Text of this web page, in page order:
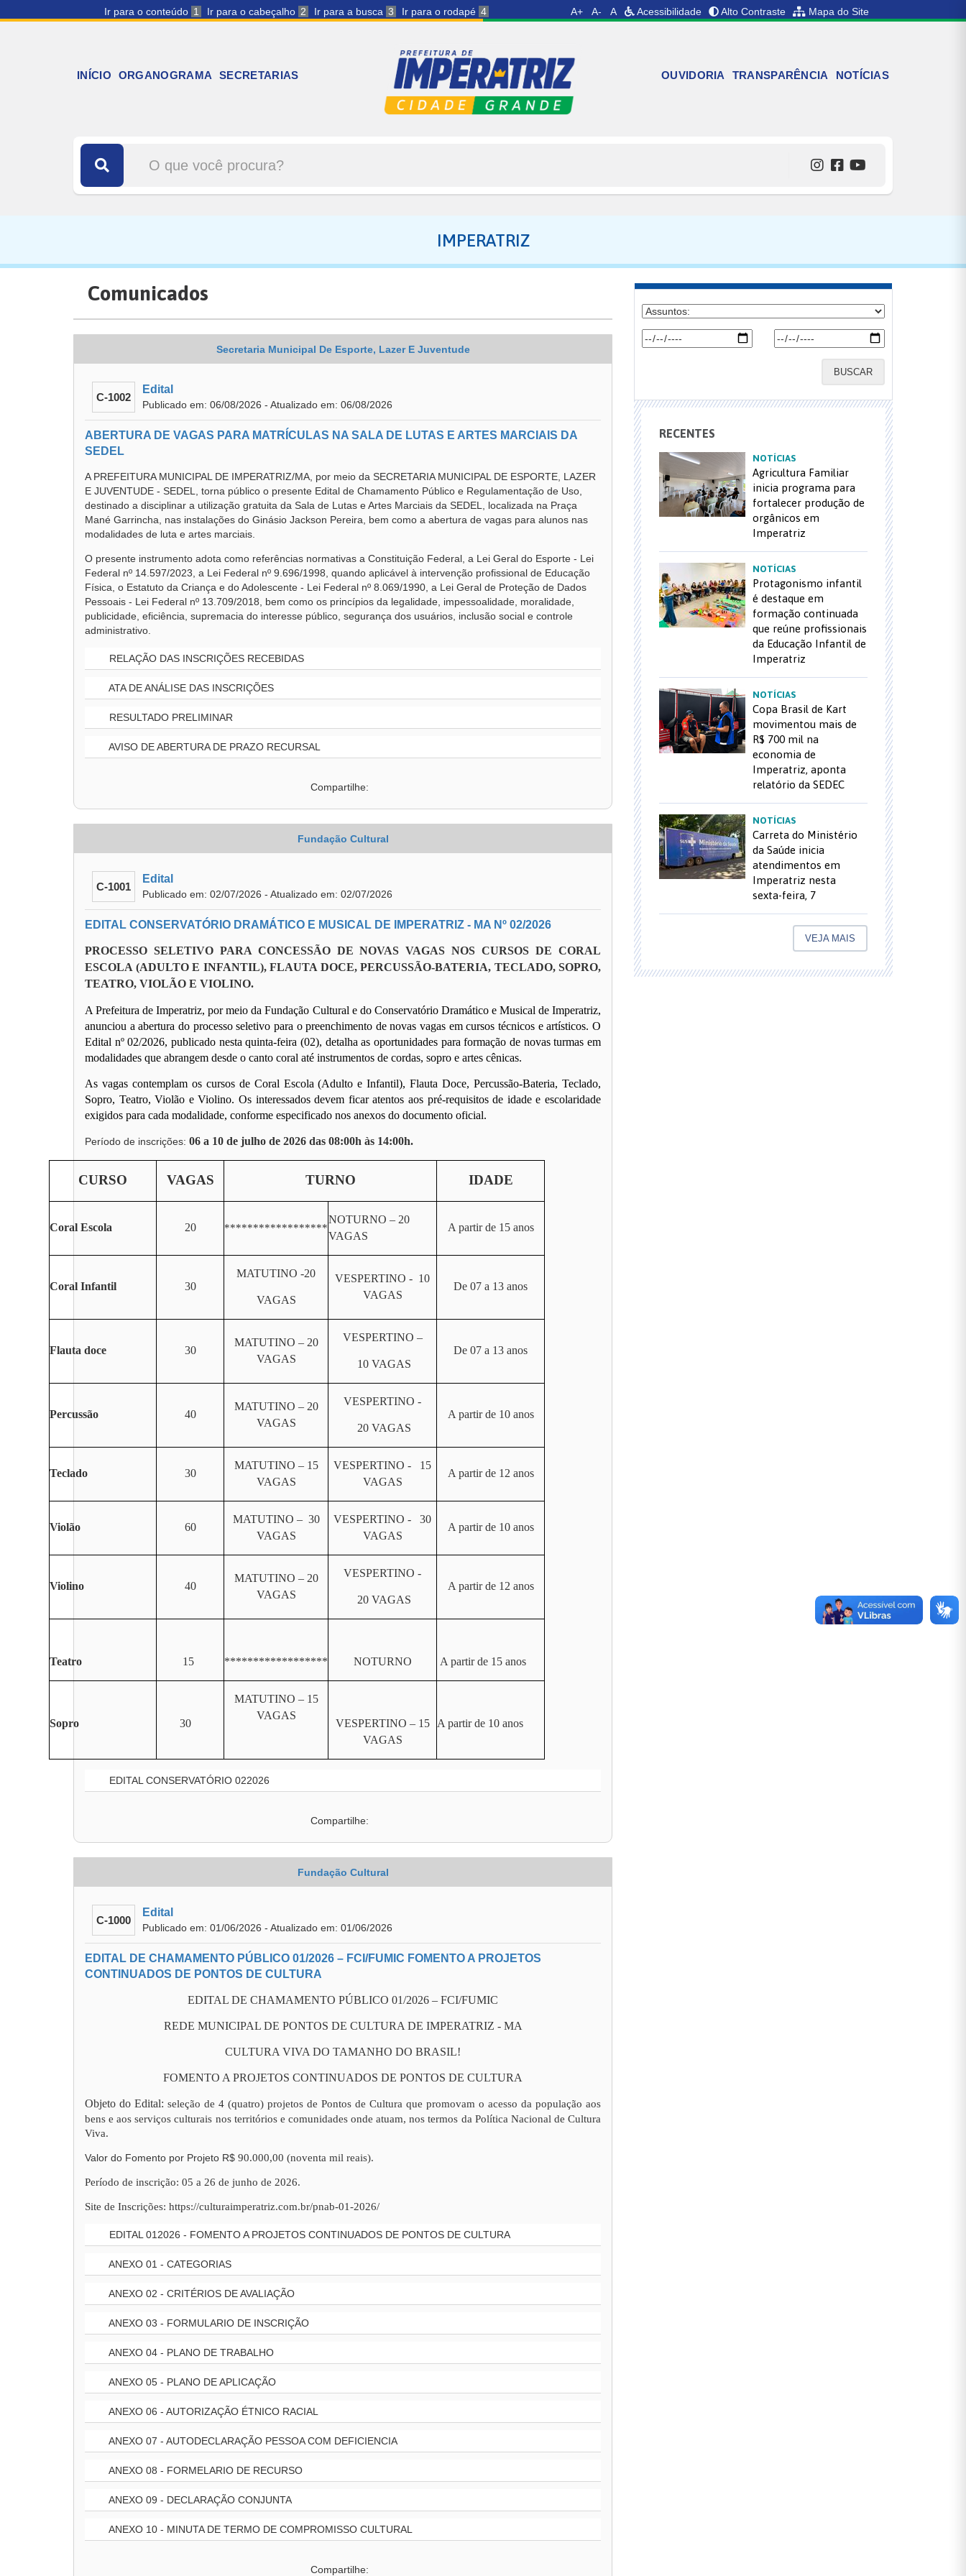
Ir para o conteúdo 1 Ir para o cabeçalho 2 Ir para a busca 3 Ir para o rodapé 4 A+ A- A Acessibilidade Alto Contraste Mapa do Site
INÍCIO ORGANOGRAMA SECRETARIAS OUVIDORIA TRANSPARÊNCIA NOTÍCIAS
IMPERATRIZ
Comunicados
Secretaria Municipal De Esporte, Lazer E Juventude
C-1002
Edital
Publicado em: 06/08/2026 - Atualizado em: 06/08/2026
ABERTURA DE VAGAS PARA MATRÍCULAS NA SALA DE LUTAS E ARTES MARCIAIS DA
SEDEL
A PREFEITURA MUNICIPAL DE IMPERATRIZ/MA, por meio da SECRETARIA MUNICIPAL DE ESPORTE, LAZER
E JUVENTUDE - SEDEL, torna público o presente Edital de Chamamento Público e Regulamentação de Uso,
destinado a disciplinar a utilização gratuita da Sala de Lutas e Artes Marciais da SEDEL, localizada na Praça
Mané Garrincha, nas instalações do Ginásio Jackson Pereira, bem como a abertura de vagas para alunos nas
modalidades de luta e artes marciais.
O presente instrumento adota como referências normativas a Constituição Federal, a Lei Geral do Esporte - Lei
Federal nº 14.597/2023, a Lei Federal nº 9.696/1998, quando aplicável à intervenção profissional de Educação
Física, o Estatuto da Criança e do Adolescente - Lei Federal nº 8.069/1990, a Lei Geral de Proteção de Dados
Pessoais - Lei Federal nº 13.709/2018, bem como os princípios da legalidade, impessoalidade, moralidade,
publicidade, eficiência, supremacia do interesse público, segurança dos usuários, inclusão social e controle
administrativo.
RELAÇÃO DAS INSCRIÇÕES RECEBIDAS
ATA DE ANÁLISE DAS INSCRIÇÕES
RESULTADO PRELIMINAR
AVISO DE ABERTURA DE PRAZO RECURSAL
Compartilhe:
Fundação Cultural
C-1001
Edital
Publicado em: 02/07/2026 - Atualizado em: 02/07/2026
EDITAL CONSERVATÓRIO DRAMÁTICO E MUSICAL DE IMPERATRIZ - MA Nº 02/2026
PROCESSO SELETIVO PARA CONCESSÃO DE NOVAS VAGAS NOS CURSOS DE CORAL
ESCOLA (ADULTO E INFANTIL), FLAUTA DOCE, PERCUSSÃO-BATERIA, TECLADO, SOPRO,
TEATRO, VIOLÃO E VIOLINO.
A Prefeitura de Imperatriz, por meio da Fundação Cultural e do Conservatório Dramático e Musical de Imperatriz,
anunciou a abertura do processo seletivo para o preenchimento de novas vagas em cursos técnicos e artísticos. O
Edital nº 02/2026, publicado nesta quinta-feira (02), detalha as oportunidades para formação de novas turmas em
modalidades que abrangem desde o canto coral até instrumentos de cordas, sopro e artes cênicas.
As vagas contemplam os cursos de Coral Escola (Adulto e Infantil), Flauta Doce, Percussão-Bateria, Teclado,
Sopro, Teatro, Violão e Violino. Os interessados devem ficar atentos aos pré-requisitos de idade e escolaridade
exigidos para cada modalidade, conforme especificado nos anexos do documento oficial.
Período de inscrições: 06 a 10 de julho de 2026 das 08:00h às 14:00h.
CURSO VAGAS TURNO IDADE
Coral Escola 20 ******************
NOTURNO – 20
VAGAS
A partir de 15 anos
Coral Infantil 30
MATUTINO -20
VAGAS
VESPERTINO - 10
VAGAS
De 07 a 13 anos
Flauta doce 30
MATUTINO – 20
VAGAS
VESPERTINO –
10 VAGAS
De 07 a 13 anos
Percussão 40
MATUTINO – 20
VAGAS
VESPERTINO -
20 VAGAS
A partir de 10 anos
Teclado 30
MATUTINO – 15
VAGAS
VESPERTINO - 15
VAGAS
A partir de 12 anos
Violão 60
MATUTINO – 30
VAGAS
VESPERTINO - 30
VAGAS
A partir de 10 anos
Violino 40
MATUTINO – 20
VAGAS
VESPERTINO -
20 VAGAS
A partir de 12 anos
Teatro 15 ****************** NOTURNO A partir de 15 anos
Sopro 30
MATUTINO – 15
VAGAS
VESPERTINO – 15
VAGAS
A partir de 10 anos
EDITAL CONSERVATÓRIO 022026
Compartilhe:
Fundação Cultural
C-1000
Edital
Publicado em: 01/06/2026 - Atualizado em: 01/06/2026
EDITAL DE CHAMAMENTO PÚBLICO 01/2026 – FCI/FUMIC FOMENTO A PROJETOS
CONTINUADOS DE PONTOS DE CULTURA
EDITAL DE CHAMAMENTO PÚBLICO 01/2026 – FCI/FUMIC
REDE MUNICIPAL DE PONTOS DE CULTURA DE IMPERATRIZ - MA
CULTURA VIVA DO TAMANHO DO BRASIL!
FOMENTO A PROJETOS CONTINUADOS DE PONTOS DE CULTURA
Objeto do Edital: seleção de 4 (quatro) projetos de Pontos de Cultura que promovam o acesso da população aos
bens e aos serviços culturais nos territórios e comunidades onde atuam, nos termos da Política Nacional de Cultura
Viva.
Valor do Fomento por Projeto R$ 90.000,00 (noventa mil reais).
Período de inscrição: 05 a 26 de junho de 2026.
Site de Inscrições: https://culturaimperatriz.com.br/pnab-01-2026/
EDITAL 012026 - FOMENTO A PROJETOS CONTINUADOS DE PONTOS DE CULTURA
ANEXO 01 - CATEGORIAS
ANEXO 02 - CRITÉRIOS DE AVALIAÇÃO
ANEXO 03 - FORMULARIO DE INSCRIÇÃO
ANEXO 04 - PLANO DE TRABALHO
ANEXO 05 - PLANO DE APLICAÇÃO
ANEXO 06 - AUTORIZAÇÃO ÉTNICO RACIAL
ANEXO 07 - AUTODECLARAÇÃO PESSOA COM DEFICIENCIA
ANEXO 08 - FORMELARIO DE RECURSO
ANEXO 09 - DECLARAÇÃO CONJUNTA
ANEXO 10 - MINUTA DE TERMO DE COMPROMISSO CULTURAL
Compartilhe:
BUSCAR
RECENTES
NOTÍCIAS
Agricultura Familiar
inicia programa para
fortalecer produção de
orgânicos em
Imperatriz
NOTÍCIAS
Protagonismo infantil
é destaque em
formação continuada
que reúne profissionais
da Educação Infantil de
Imperatriz
NOTÍCIAS
Copa Brasil de Kart
movimentou mais de
R$ 700 mil na
economia de
Imperatriz, aponta
relatório da SEDEC
NOTÍCIAS
Carreta do Ministério
da Saúde inicia
atendimentos em
Imperatriz nesta
sexta-feira, 7
VEJA MAIS